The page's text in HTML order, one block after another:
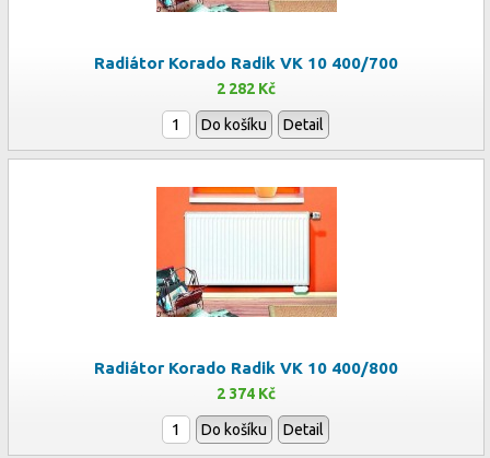
Radiátor Korado Radik VK 10 400/700
2 282 Kč
Do košíku Detail
Radiátor Korado Radik VK 10 400/800
2 374 Kč
Do košíku Detail